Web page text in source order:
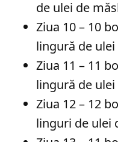
de ulei de
Ziua 10 – 10
lingură de
Ziua 11 – 11
lingură de
Ziua 12 – 12
linguri de ulei